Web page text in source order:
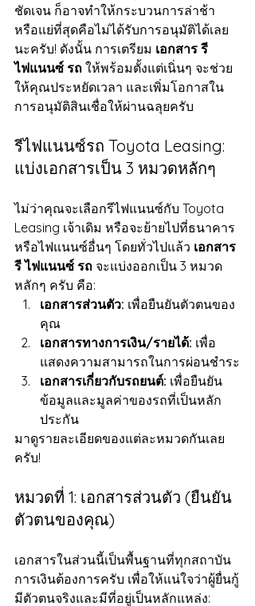
ชัดเจน ก็อาจทำให้กระบวนการล่าช้า
หรือแย่ที่สุดคือไม่ได้รับการอนุมัติได้เลย
นะครับ! ดังนั้น การเตรียม เอกสาร รี
ไฟแนนซ์ รถ ให้พร้อมตั้งแต่เนิ่นๆ จะช่วย
ให้คุณประหยัดเวลา และเพิ่มโอกาสใน
การอนุมัติสินเชื่อให้ผ่านฉลุยครับ
รีไฟแนนซ์รถ Toyota Leasing:
แบ่งเอกสารเป็น 3 หมวดหลักๆ
ไม่ว่าคุณจะเลือกรีไฟแนนซ์กับ Toyota
Leasing เจ้าเดิม หรือจะย้ายไปที่ธนาคาร
หรือไฟแนนซ์อื่นๆ โดยทั่วไปแล้ว เอกสาร
รี ไฟแนนซ์ รถ จะแบ่งออกเป็น 3 หมวด
หลักๆ ครับ คือ:
เอกสารส่วนตัว: เพื่อยืนยันตัวตนของ
คุณ
เอกสารทางการเงิน/รายได้: เพื่อ
แสดงความสามารถในการผ่อนชำระ
เอกสารเกี่ยวกับรถยนต์: เพื่อยืนยัน
ข้อมูลและมูลค่าของรถที่เป็นหลัก
ประกัน
มาดูรายละเอียดของแต่ละหมวดกันเลย
ครับ!
หมวดที่ 1: เอกสารส่วนตัว (ยืนยัน
ตัวตนของคุณ)
เอกสารในส่วนนี้เป็นพื้นฐานที่ทุกสถาบัน
การเงินต้องการครับ เพื่อให้แน่ใจว่าผู้ยื่นกู้
มีตัวตนจริงและมีที่อยู่เป็นหลักแหล่ง: